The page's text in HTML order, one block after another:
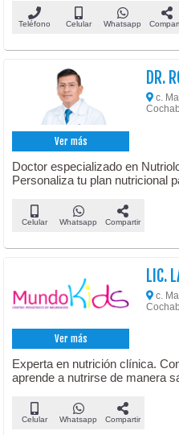
Teléfono Celular Whatsapp
Ver más
DR.
c.
Doctor especializado en
Personaliza tu plan nutricional
Celular Whatsapp Compartir
Ver más
LIC.
c.
Experta en nutrición clínica.
aprende a nutrirse de manera
Celular Whatsapp Compartir